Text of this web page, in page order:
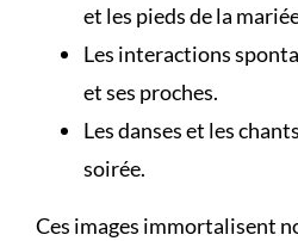
et les pieds de la
Les interactions
et ses proches.
Les danses et les
soirée.
Ces images immortalisent